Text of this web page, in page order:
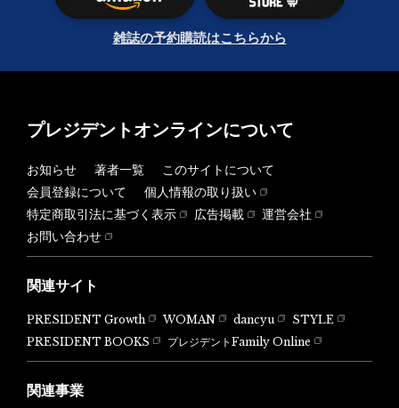
雑誌の予約購読はこちらから
プレジデントオンラインについて
お知らせ 著者一覧
このサイトについて
会員登録について
個人情報の取り扱い
特定商取引法に基づく表示
広告掲載
運営会社
お問い合わせ
関連サイト
PRESIDENT Growth WOMAN dancyu
STYLE
PRESIDENT BOOKS
プレジデントFamily Online
関連事業